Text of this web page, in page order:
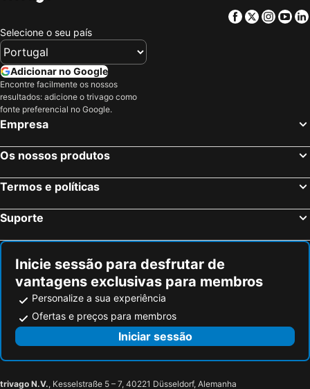
Thouars, Poitou-Charentes Hotéis
La Rochelle, Poitou-Charentes Hotéis
Chasseneuil-du-Poitou, Poitou-Charentes Hotéis
Poitiers, Poitou-Charentes Hotéis
Niort, Poitou-Charentes Hotéis
Saintes, Poitou-Charentes Hotéis
Paris, França Hotéis
Coupvray, França Hotéis
Bordéus, Aquitânia Hotéis
Montévrain, França Hotéis
Magny le Hongre, França Hotéis
Facebook
Twitter
Selecione o seu país
Adicionar no Google
Encontre facilmente os nossos
resultados: adicione o trivago como
fonte preferencial no Google.
Empresa
Os nossos produtos
Termos e políticas
Suporte
Inicie sessão para desfrutar de
vantagens exclusivas para membros
Personalize a sua experiência
Ofertas e preços para membros
Iniciar sessão
trivago N.V., Kesselstraße 5 – 7, 40221 Düsseldorf, Alemanha